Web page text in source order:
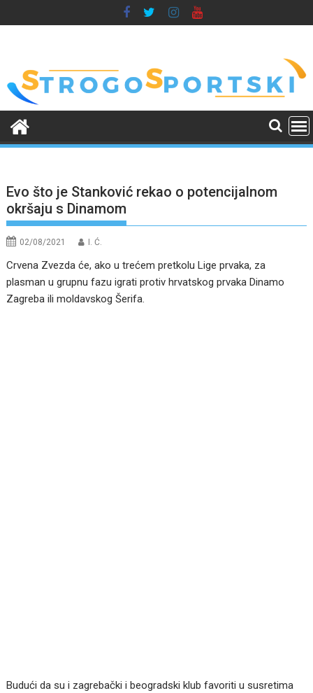
to
Evo što je Stanković rekao o potencijalnom
okršaju s Dinamom
02/08/2021 I. Ć.
Crvena Zvezda će, ako u trećem pretkolu Lige prvaka, za
plasman u grupnu fazu igrati protiv hrvatskog prvaka Dinamo
Zagreba ili moldavskog Šerifa.
Budući da su i zagrebački i beogradski klub favoriti u susretima